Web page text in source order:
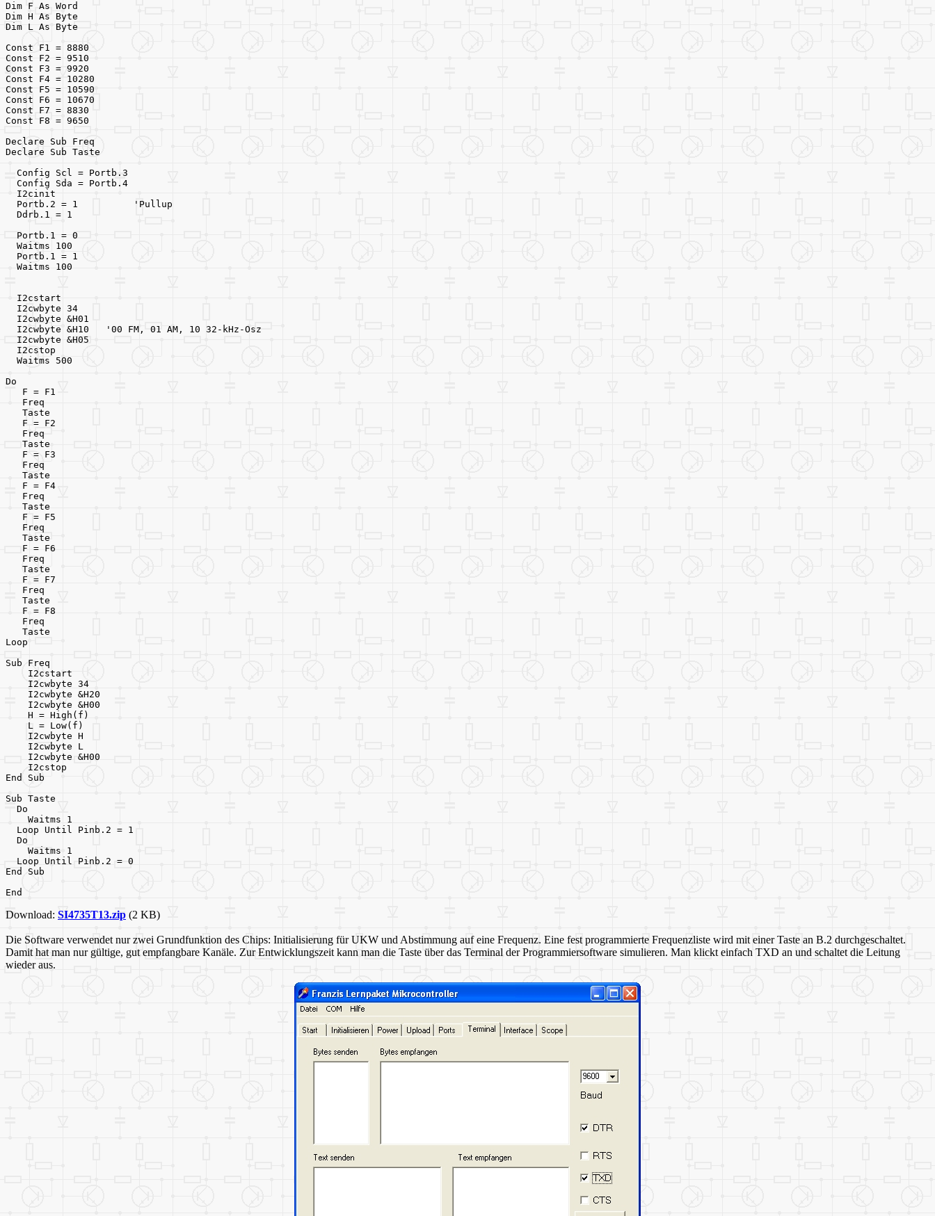
Dim F As Word
Dim H As Byte
Dim L As Byte
Const F1 = 8880
Const F2 = 9510
Const F3 = 9920
Const F4 = 10280
Const F5 = 10590
Const F6 = 10670
Const F7 = 8830
Const F8 = 9650
Declare Sub Freq
Declare Sub Taste
  Config Scl = Portb.3
  Config Sda = Portb.4
  I2cinit
  Portb.2 = 1          'Pullup
  Ddrb.1 = 1
  Portb.1 = 0
  Waitms 100
  Portb.1 = 1
  Waitms 100
  I2cstart
  I2cwbyte 34
  I2cwbyte &H01
  I2cwbyte &H10   '00 FM, 01 AM, 10 32-kHz-Osz
  I2cwbyte &H05
  I2cstop
  Waitms 500
Do
   F = F1
   Freq
   Taste
   F = F2
   Freq
   Taste
   F = F3
   Freq
   Taste
   F = F4
   Freq
   Taste
   F = F5
   Freq
   Taste
   F = F6
   Freq
   Taste
   F = F7
   Freq
   Taste
   F = F8
   Freq
   Taste
Loop
Sub Freq
    I2cstart
    I2cwbyte 34
    I2cwbyte &H20
    I2cwbyte &H00
    H = High(f)
    L = Low(f)
    I2cwbyte H
    I2cwbyte L
    I2cwbyte &H00
    I2cstop
End Sub
Sub Taste
  Do
    Waitms 1
  Loop Until Pinb.2 = 1
  Do
    Waitms 1
  Loop Until Pinb.2 = 0
End Sub
End
Download: SI4735T13.zip (2 KB)
Die Software verwendet nur zwei Grundfunktion des Chips: Initialisierung für UKW und Abstimmung auf eine Frequenz. Eine fest programmierte Frequenzliste wird mit einer Taste an B.2 durchgeschaltet.
Damit hat man nur gültige, gut empfangbare Kanäle. Zur Entwicklungszeit kann man die Taste über das Terminal der Programmiersoftware simulieren. Man klickt einfach TXD an und schaltet die Leitung
wieder aus.